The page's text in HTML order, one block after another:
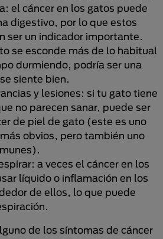
el cáncer en los gatos puede
digestivo, por lo que estos
ser un indicador importante.
se esconde más de lo habitual
durmiendo, podría ser una
siente bien.
y lesiones: si tu gato tiene
no parecen sanar, puede ser
de piel de gato (este es uno
obvios, pero también uno
a veces el cáncer en los
líquido o inflamación en los
de ellos, lo que puede
de los síntomas de cáncer